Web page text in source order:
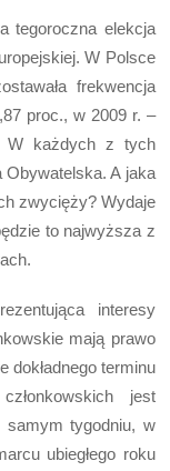
tegoroczna elekcja
W Polsce
frekwencja
proc., w 2009 r. –
W każdych z tych
Obywatelska. A jaka
zwycięży? Wydaje
to najwyższa z
interesy
mają prawo
dokładnego terminu
jest
samym tygodniu, w
ubiegłego roku